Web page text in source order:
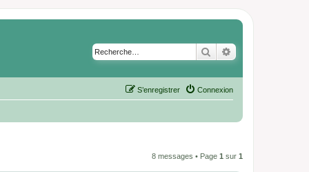
RechercherRecherche
Connexion
S’enregistrer
8 messages • Page 1 sur 1